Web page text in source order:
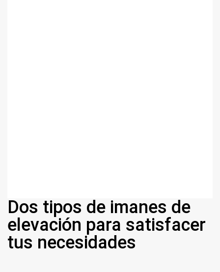
Dos tipos de imanes de
elevación para satisfacer
tus necesidades